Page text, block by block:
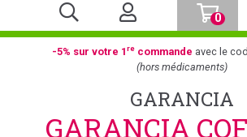
0
-5% sur votre 1recommande avec le
(hors médicaments)
GARANCIA
GARANCIA